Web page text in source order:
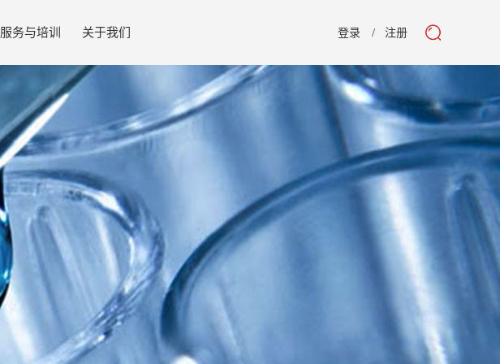
登录 注册
服务与培训 关于我们